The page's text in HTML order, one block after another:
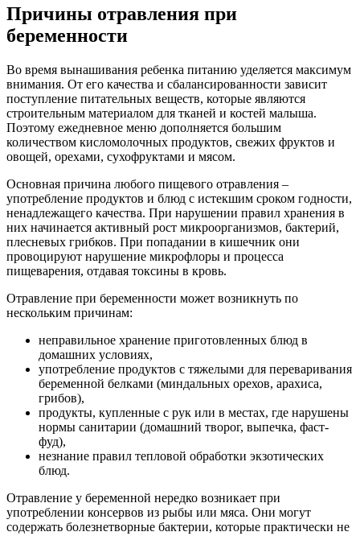
Причины отравления при
беременности
Во время вынашивания ребенка питанию уделяется максимум
внимания. От его качества и сбалансированности зависит
поступление питательных веществ, которые являются
строительным материалом для тканей и костей малыша.
Поэтому ежедневное меню дополняется большим
количеством кисломолочных продуктов, свежих фруктов и
овощей, орехами, сухофруктами и мясом.
Основная причина любого пищевого отравления –
употребление продуктов и блюд с истекшим сроком годности,
ненадлежащего качества. При нарушении правил хранения в
них начинается активный рост микроорганизмов, бактерий,
плесневых грибков. При попадании в кишечник они
провоцируют нарушение микрофлоры и процесса
пищеварения, отдавая токсины в кровь.
Отравление при беременности может возникнуть по
нескольким причинам:
неправильное хранение приготовленных блюд в
домашних условиях,
употребление продуктов с тяжелыми для переваривания
беременной белками (миндальных орехов, арахиса,
грибов),
продукты, купленные с рук или в местах, где нарушены
нормы санитарии (домашний творог, выпечка, фаст-
фуд),
незнание правил тепловой обработки экзотических
блюд.
Отравление у беременной нередко возникает при
употреблении консервов из рыбы или мяса. Они могут
содержать болезнетворные бактерии, которые практически не